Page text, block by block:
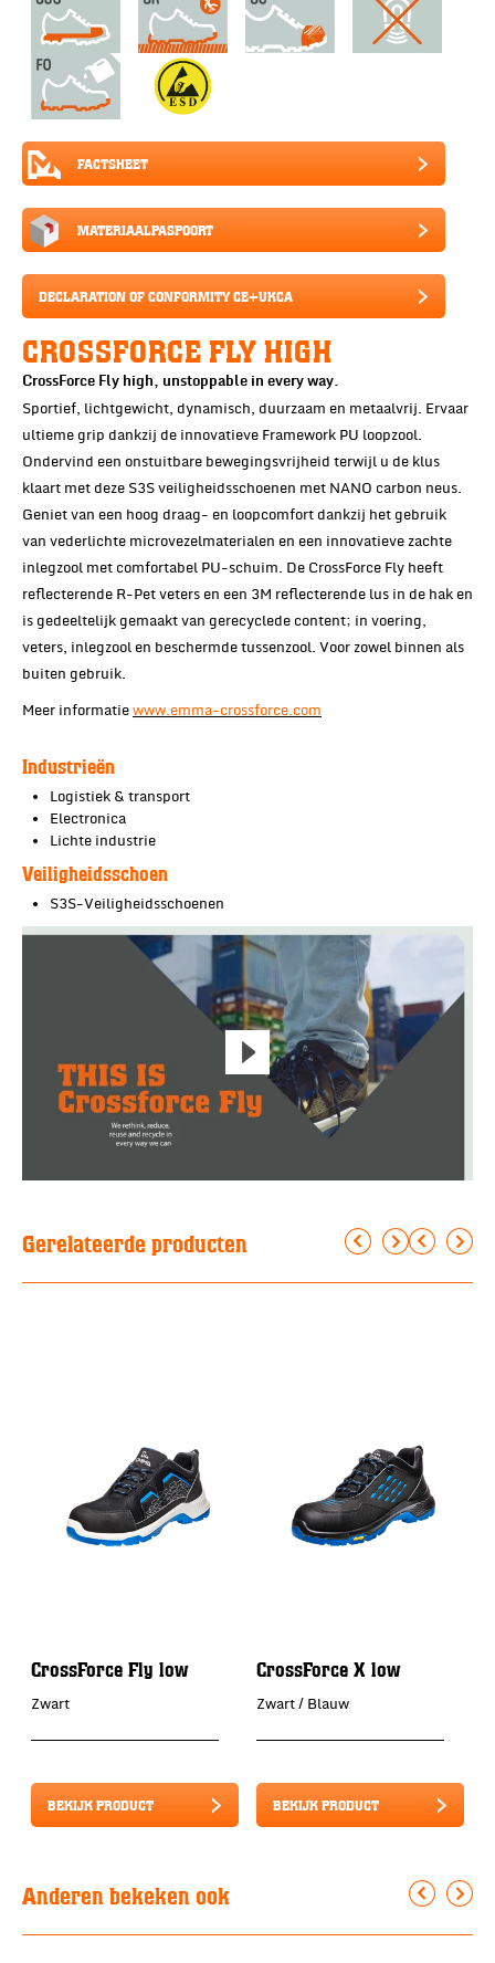
FACTSHEET
MATERIAALPASPOORT
DECLARATION OF CONFORMITY CE+UKCA
CROSSFORCE FLY HIGH
CrossForce Fly high, unstoppable in every way.
Sportief, lichtgewicht, dynamisch, duurzaam en metaalvrij. Ervaar
ultieme grip dankzij de innovatieve Framework PU loopzool.
Ondervind een onstuitbare bewegingsvrijheid terwijl u de klus
klaart met deze S3S veiligheidsschoenen met NANO carbon neus.
Geniet van een hoog draag- en loopcomfort dankzij het gebruik
van vederlichte microvezelmaterialen en een innovatieve zachte
inlegzool met comfortabel PU-schuim. De CrossForce Fly heeft
reflecterende R-Pet veters en een 3M reflecterende lus in de hak en
is gedeeltelijk gemaakt van gerecyclede content; in voering,
veters, inlegzool en beschermde tussenzool. Voor zowel binnen als
buiten gebruik.
Meer informatiewww.emma-crossforce.com
Industrieën
Logistiek & transport
Electronica
Lichte industrie
Veiligheidsschoen
S3S-Veiligheidsschoenen
Gerelateerde producten
CrossForce Fly low
Zwart
BEKIJK PRODUCT
CrossForce X low
Zwart / Blauw
BEKIJK PRODUCT
Anderen bekeken ook